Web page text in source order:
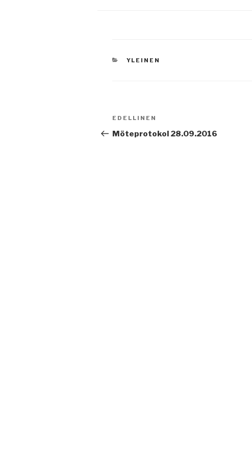
KATEGORIAT
YLEINEN
Artikkelien
selaus
Edellinen
artikkeli
EDELLINEN
Möteprotokol 28.09.2016